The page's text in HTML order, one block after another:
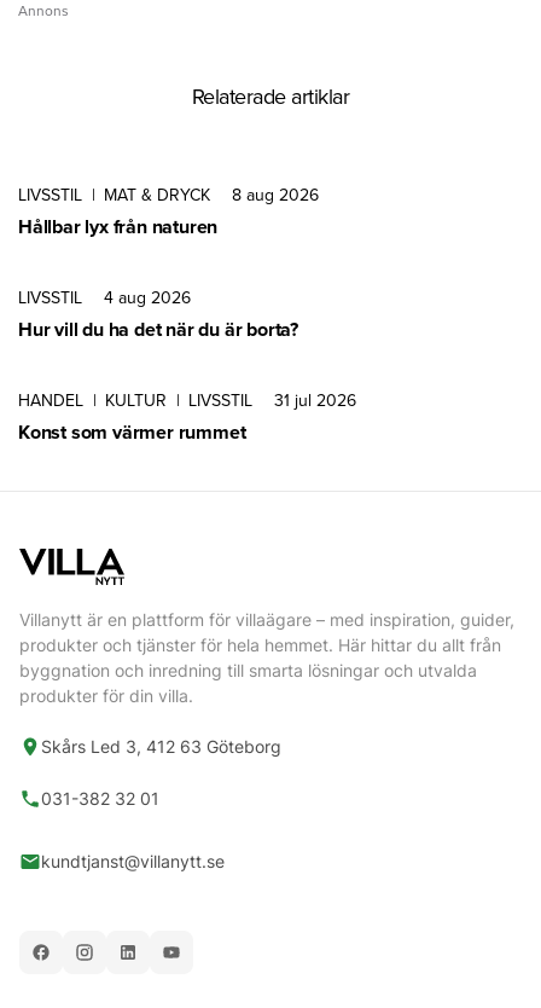
Annons
Relaterade artiklar
LIVSSTIL | MAT & DRYCK 8 aug 2026
Hållbar lyx från naturen
LIVSSTIL 4 aug 2026
Hur vill du ha det när du är borta?
HANDEL | KULTUR | LIVSSTIL 31 jul 2026
Konst som värmer rummet
Villanytt är en plattform för villaägare – med inspiration, guider,
produkter och tjänster för hela hemmet. Här hittar du allt från
byggnation och inredning till smarta lösningar och utvalda
produkter för din villa.
Skårs Led 3, 412 63 Göteborg
031-382 32 01
kundtjanst@villanytt.se